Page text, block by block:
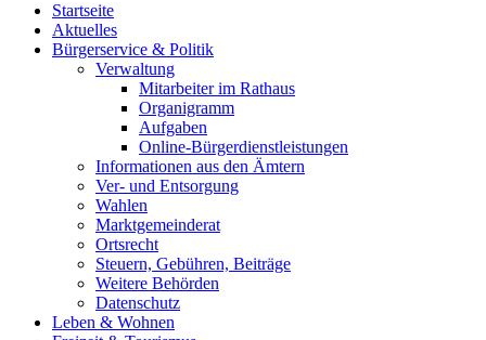
Startseite
Aktuelles
Bürgerservice & Politik
Verwaltung
Mitarbeiter im Rathaus
Organigramm
Aufgaben
Online-Bürgerdienstleistungen
Informationen aus den Ämtern
Ver- und Entsorgung
Wahlen
Marktgemeinderat
Ortsrecht
Steuern, Gebühren, Beiträge
Weitere Behörden
Datenschutz
Leben & Wohnen